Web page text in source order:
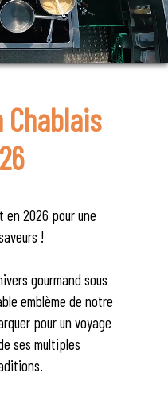
Chablais
en 2026 pour une
!
gourmand sous
emblème de notre
pour un voyage
ses multiples